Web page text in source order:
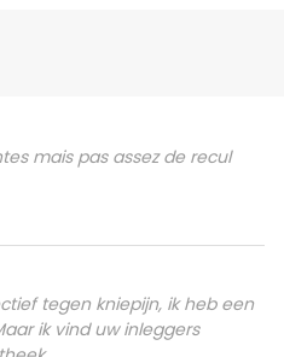
mais pas assez de recul
tegen kniepijn, ik heb een
ik vind uw inleggers